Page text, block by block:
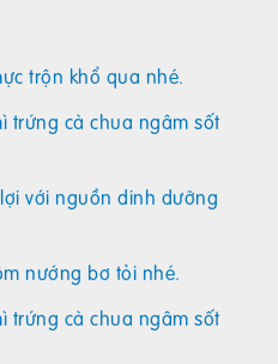
trộn khổ qua nhé.
trứng cà chua ngâm sốt
với nguồn dinh dưỡng
nướng bơ tỏi nhé.
trứng cà chua ngâm sốt